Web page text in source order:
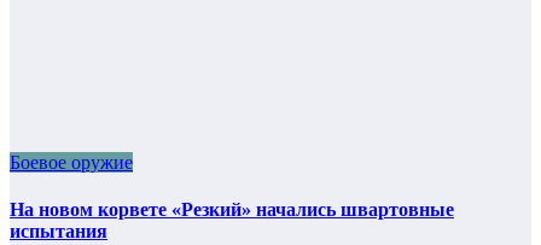
Боевое оружие
На новом корвете «Резкий» начались швартовные
испытания